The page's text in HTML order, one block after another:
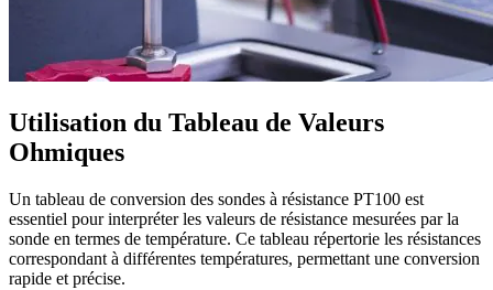
Utilisation du Tableau de Valeurs
Ohmiques
Un tableau de conversion des sondes à résistance PT100 est
essentiel pour interpréter les valeurs de résistance mesurées par la
sonde en termes de température. Ce tableau répertorie les résistances
correspondant à différentes températures, permettant une conversion
rapide et précise.